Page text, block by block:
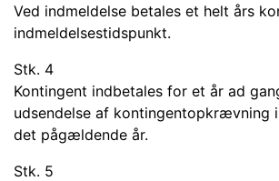
Ved indmeldelse betales et helt års
indmeldelsestidspunkt.
Stk. 4
Kontingent indbetales for et år ad
udsendelse af kontingentopkrævning
det pågældende år.
Stk. 5